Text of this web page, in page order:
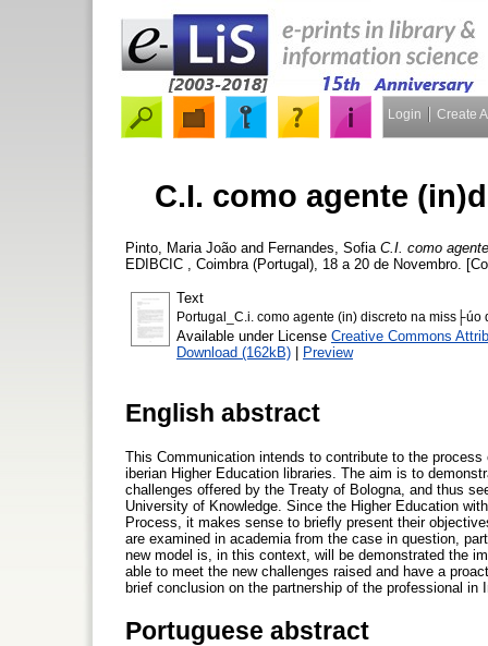
Login Create
C.I. como agente
Pinto, Maria João and Fernandes, Sofia C.I. como
EDIBCIC , Coimbra (Portugal), 18 a 20 de Novembro.
Text
Portugal_C.i. como agente (in) discreto na miss├úo
Available under License Creative Commons
Download (162kB) | Preview
English abstract
This Communication intends to contribute to the
iberian Higher Education libraries. The aim is to
challenges offered by the Treaty of Bologna, and thus
University of Knowledge. Since the Higher Education
Process, it makes sense to briefly present their
are examined in academia from the case in question,
new model is, in this context, will be demonstrated the
able to meet the new challenges raised and have a
brief conclusion on the partnership of the professional
Portuguese abstract